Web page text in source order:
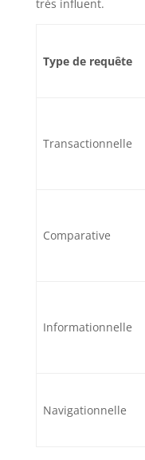
très influent.
Type de requête
Transactionnelle
Comparative
Informationnelle
Navigationnelle